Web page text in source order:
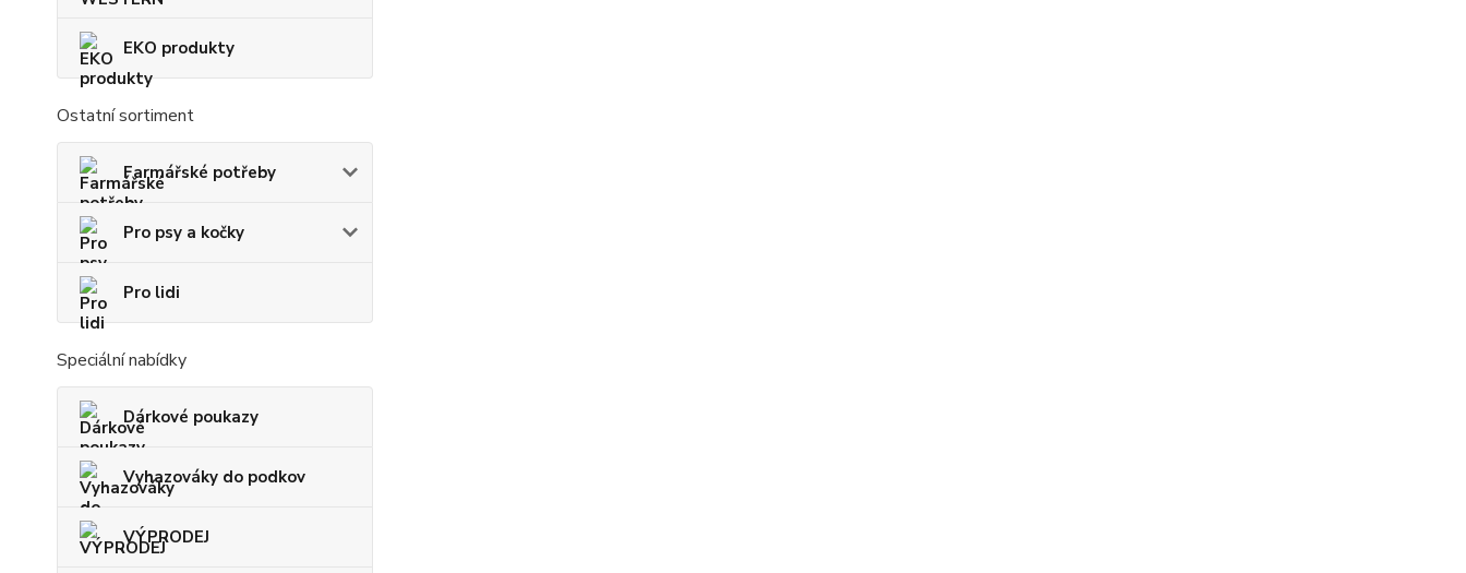
EKO produkty
Ostatní sortiment
Farmářské potřeby
Pro psy a kočky
Pro lidi
Speciální nabídky
Dárkové poukazy
Vyhazováky do podkov
VÝPRODEJ